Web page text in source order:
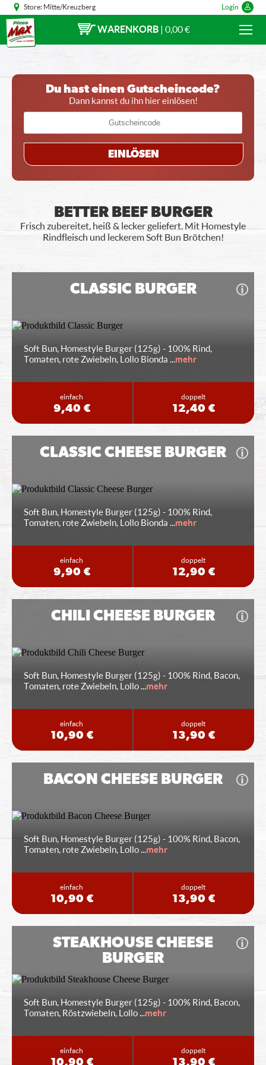
Store: Mitte/Kreuzberg Login
WARENKORB | 0,00 €
Du hast einen Gutscheincode?
Dann kannst du ihn hier einlösen!
EINLÖSEN
BETTER BEEF BURGER
Frisch zubereitet, heiß & lecker geliefert. Mit Homestyle
Rindfleisch und leckerem Soft Bun Brötchen!
CLASSIC BURGER
Soft Bun, Homestyle Burger (125g) - 100% Rind,
Tomaten, rote Zwiebeln, Lollo Bionda ...mehr
einfach
9,40 €
doppelt
12,40 €
CLASSIC CHEESE BURGER
Soft Bun, Homestyle Burger (125g) - 100% Rind,
Tomaten, rote Zwiebeln, Lollo Bionda ...mehr
einfach
9,90 €
doppelt
12,90 €
CHILI CHEESE BURGER
Soft Bun, Homestyle Burger (125g) - 100% Rind, Bacon,
Tomaten, rote Zwiebeln, Lollo...mehr
einfach
10,90 €
doppelt
13,90 €
BACON CHEESE BURGER
Soft Bun, Homestyle Burger (125g) - 100% Rind, Bacon,
Tomaten, rote Zwiebeln, Lollo...mehr
einfach
10,90 €
doppelt
13,90 €
STEAKHOUSE CHEESE
BURGER
Soft Bun, Homestyle Burger (125g) - 100% Rind, Bacon,
Tomaten, Röstzwiebeln, Lollo...mehr
einfach
10,90 €
doppelt
13,90 €